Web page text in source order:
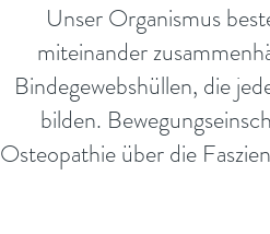
Unser Organismus
miteinander
Bindegewebshüllen, die
bilden.
Osteopathie über die